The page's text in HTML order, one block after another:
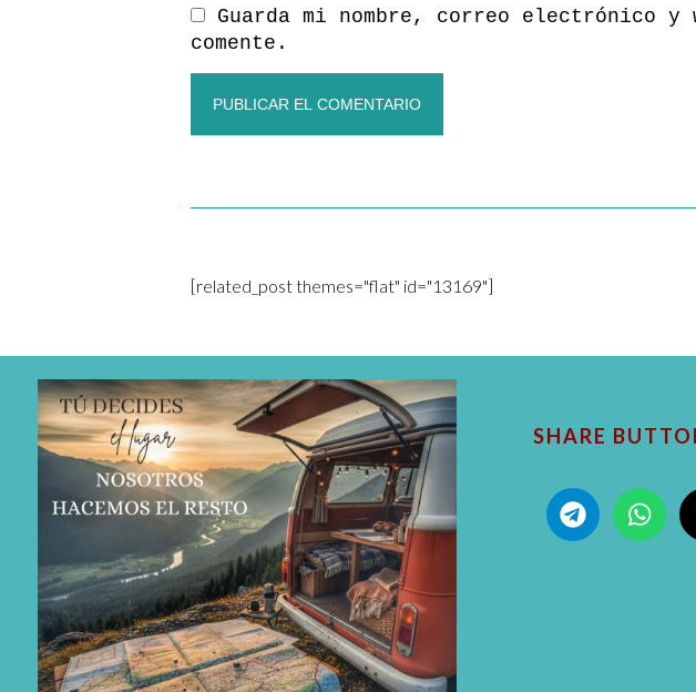
Guarda mi nombre, correo electrónico y
comente.
[related_post themes="flat" id="13169"]
SHARE